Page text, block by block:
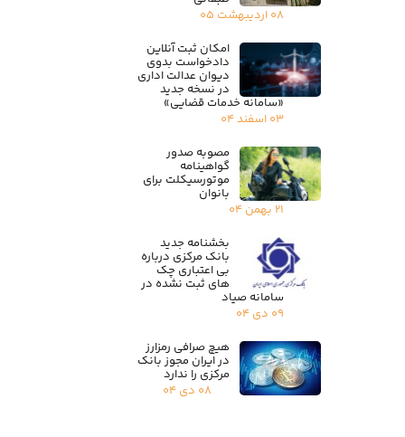
۰۸ اردیبهشت ۰۵
امکان ثبت آنلاین
دادخواست بدوی
دیوان عدالت اداری
در نسخه جدید
«سامانه خدمات قضایی»
۰۳ اسفند ۰۴
مصوبه صدور
گواهینامه
موتورسیکلت برای
بانوان
۲۱ بهمن ۰۴
بخشنامه جدید
بانک مرکزی درباره
بی اعتباری چک
های ثبت نشده در
سامانه صیاد
۰۹ دی ۰۴
هیچ صرافی رمزارز
در ایران مجوز بانک
مرکزی را ندارد
۰۸ دی ۰۴